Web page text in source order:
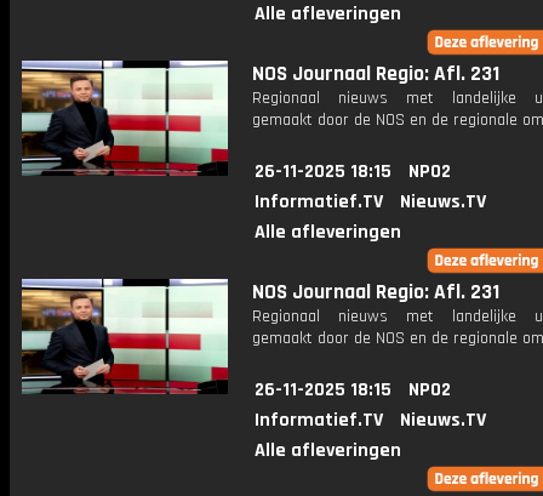
Alle afleveringen
NOS Journaal Regio: Afl. 231
Regionaal nieuws met landelijke
gemaakt door de NOS en de regionale
26-11-2025 18:15
NPO2
Informatief.TV
Nieuws.TV
Alle afleveringen
NOS Journaal Regio: Afl. 231
Regionaal nieuws met landelijke
gemaakt door de NOS en de regionale
26-11-2025 18:15
NPO2
Informatief.TV
Nieuws.TV
Alle afleveringen